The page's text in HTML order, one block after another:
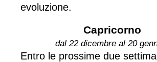
evoluzione.
Capricorno
dal 22 dicembre al 20
Entro le prossime due